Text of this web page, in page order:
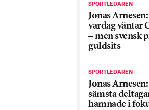
SPORTLEDAREN
Jonas
vardag väntar
– men svensk
guldsits
SPORTLEDAREN
Jonas
sämsta
hamnade i